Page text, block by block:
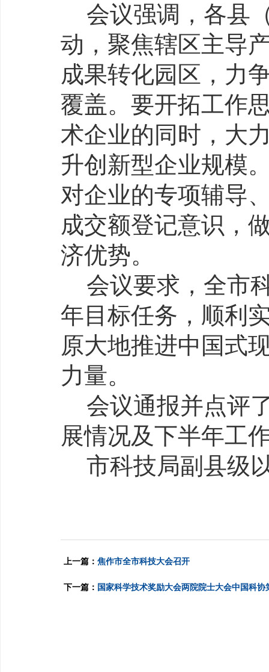
会议强调，各县
动，聚焦辖区主导
成果转化园区，力
覆盖。要开拓工作
术企业的同时，大
升创新型企业规模
对企业的专项辅导
成交额登记意识，
济优势。
会议要求，全市
年目标任务，顺利
原大地推进中国式
力量。
会议通报并点评
展情况及下半年工
市科技局副县级
上一篇： 焦作市全市科技大会召开
下一篇： 国家科学技术奖励大会两院院士大会中国科